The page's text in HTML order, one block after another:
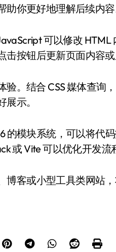
你更好地理解后续内容
可以修改 HTML
按钮后更新页面内容或
。结合 CSS 媒体查询
示。
的模块系统，可以将代
或 Vite 可以优化开发流
客或小型工具类网站